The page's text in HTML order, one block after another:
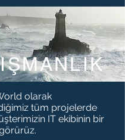
olarak
tüm projelerde
IT ekibinin bir